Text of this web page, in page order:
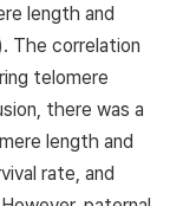
length and
The correlation
telomere
there was a
length and
rate, and